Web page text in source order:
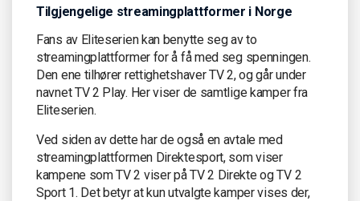
Tilgjengelige streamingplattformer i Norge
Fans av Eliteserien kan benytte seg av to
streamingplattformer for å få med seg spenningen.
Den ene tilhører rettighetshaver TV 2, og går under
navnet TV 2 Play. Her viser de samtlige kamper fra
Eliteserien.
Ved siden av dette har de også en avtale med
streamingplattformen Direktesport, som viser
kampene som TV 2 viser på TV 2 Direkte og TV 2
Sport 1. Det betyr at kun utvalgte kamper vises der,